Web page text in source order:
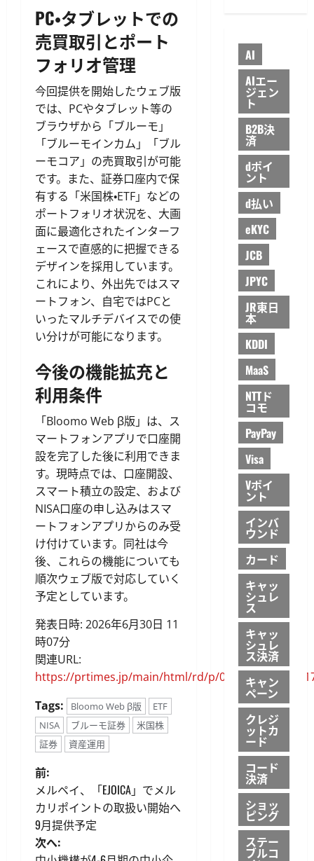
PC・タブレットでの
売買取引とポート
フォリオ管理
今回提供を開始したウェブ版
では、PCやタブレット等の
ブラウザから「ブルーモ」
「ブルーモインカム」「ブル
ーモコア」の売買取引が可能
です。また、証券口座内で保
有する「米国株・ETF」などの
ポートフォリオ状況を、大画
面に最適化されたインターフ
ェースで直感的に把握できる
デザインを採用しています。
これにより、外出先ではスマ
ートフォン、自宅ではPCと
いったマルチデバイスでの使
い分けが可能になります。
今後の機能拡充と
利用条件
「Bloomo Web β版」は、ス
マートフォンアプリで口座開
設を完了した後に利用できま
す。現時点では、口座開設、
スマート積立の設定、および
NISA口座の申し込みはスマ
ートフォンアプリからのみ受
け付けています。同社は今
後、これらの機能についても
順次ウェブ版で対応していく
予定としています。
発表日時: 2026年6月30日 11
時07分
関連URL:
https://prtimes.jp/main/html/rd/p/
Tags:
Bloomo Web β版
ETF
NISA
ブルーモ証券
米国株
証券
資産運用
投
稿
ナ
前:
メルペイ、「EJOICA」でメル
カリポイントの取扱い開始へ
9月提供予定
次へ:
AI
AIエー
ジェン
ト
B2B決
済
dポイ
ント
d払い
eKYC
JCB
JPYC
JR東日
本
KDDI
MaaS
NTTド
コモ
PayPay
Visa
Vポイ
ント
インバ
ウンド
カード
キャッ
シュレ
ス
キャッ
シュレ
ス決済
キャン
ペーン
クレジ
ットカ
ード
コード
決済
ショッ
ピング
ステー
ブルコ